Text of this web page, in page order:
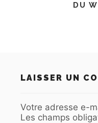
DU
LAISSER UN
Votre adresse e-
Les champs